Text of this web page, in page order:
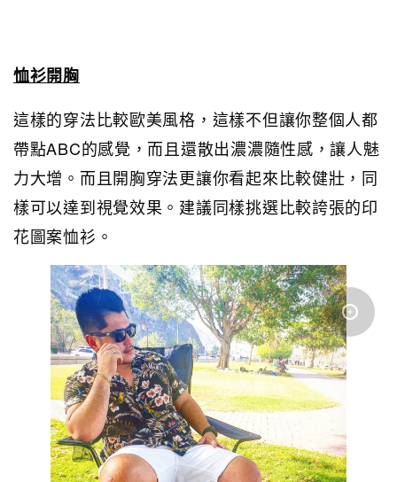
恤衫開胸
這樣的穿法比較歐美風格，這樣不但讓你整個人都
帶點ABC的感覺，而且還散出濃濃隨性感，讓人魅
力大增。而且開胸穿法更讓你看起來比較健壯，同
樣可以達到視覺效果。建議同樣挑選比較誇張的印
花圖案恤衫。